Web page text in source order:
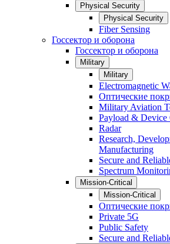
Physical Security
Physical Security
Fiber Sensing
Госсектор и оборона
Госсектор и оборона
Military
Military
Electromagnetic
Оптические
Military Aviation
Payload & Device
Radar
Research,
Manufacturing
Secure and
Spectrum
Mission-Critical
Mission-Critical
Оптические
Private 5G
Public Safety
Secure and